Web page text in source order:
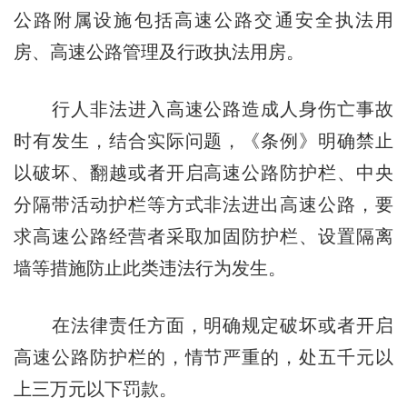
公路附属设施包括高速公路交通安全执法用
房、高速公路管理及行政执法用房。
行人非法进入高速公路造成人身伤亡事故
时有发生，结合实际问题，《条例》明确禁止
以破坏、翻越或者开启高速公路防护栏、中央
分隔带活动护栏等方式非法进出高速公路，要
求高速公路经营者采取加固防护栏、设置隔离
墙等措施防止此类违法行为发生。
在法律责任方面，明确规定破坏或者开启
高速公路防护栏的，情节严重的，处五千元以
上三万元以下罚款。